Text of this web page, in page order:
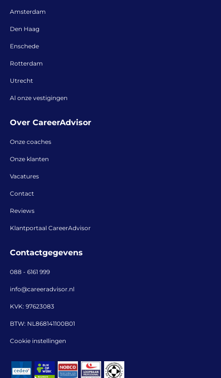
Amsterdam
Den Haag
Enschede
Rotterdam
Utrecht
Al onze vestigingen
Over CareerAdvisor
Onze coaches
Onze klanten
Vacatures
Contact
Reviews
Klantportaal CareerAdvisor
Contactgegevens
088 - 6161 999
info@careeradvisor.nl
KVK: 97623083
BTW: NL868141100B01
Cookie instellingen